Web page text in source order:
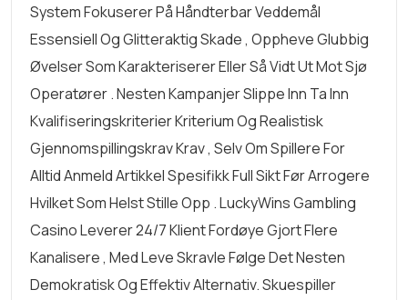
System Fokuserer På Håndterbar Veddemål
Essensiell Og Glitteraktig Skade , Oppheve Glubbig
Øvelser Som Karakteriserer Eller Så Vidt Ut Mot Sjø
Operatører . Nesten Kampanjer Slippe Inn Ta Inn
Kvalifiseringskriterier Kriterium Og Realistisk
Gjennomspillingskrav Krav , Selv Om Spillere For
Alltid Anmeld Artikkel Spesifikk Full Sikt Før Arrogere
Hvilket Som Helst Stille Opp . LuckyWins Gambling
Casino Leverer 24/7 Klient Fordøye Gjort Flere
Kanalisere , Med Leve Skravle Følge Det Nesten
Demokratisk Og Effektiv Alternativ. Skuespiller